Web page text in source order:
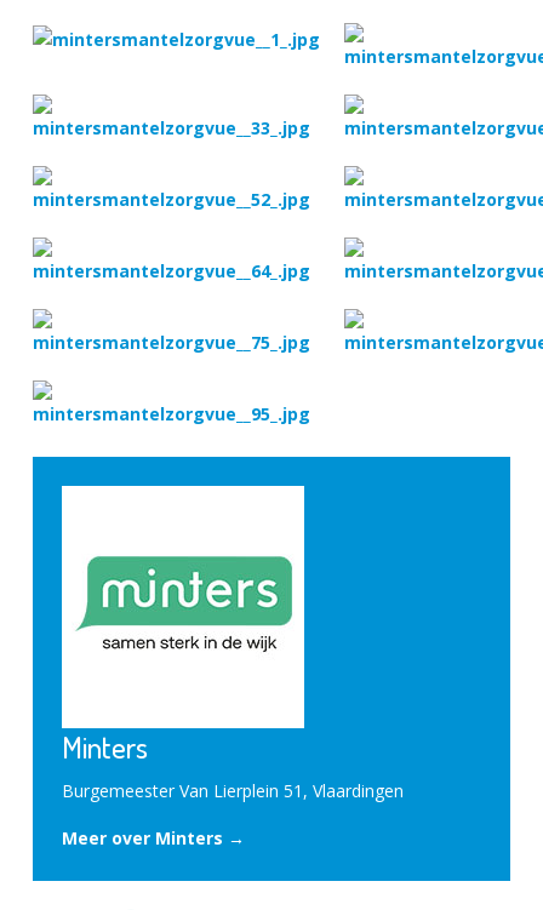
Minters
Burgemeester Van Lierplein 51, Vlaardingen
Meer over Minters →